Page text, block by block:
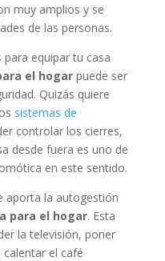
muy amplios y se
de las personas.
equipar tu casa
el hogarpuede ser
Quizás quiere
sistemas de
controlar los cierres,
desde fuera es uno de
en este sentido.
aporta la autogestión
para el hogar. Esta
la televisión, poner
el café